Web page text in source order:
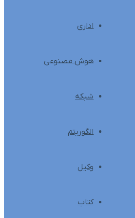
اداری
هوش مصنوعی
شبکه
الگوریتم
وکیل
کتاب